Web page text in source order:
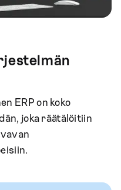
ERP on koko
joka räätälöitiin